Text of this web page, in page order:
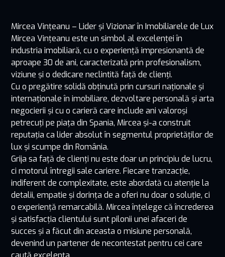
Mircea Vințeanu – Lider și Vizionar în Imobiliarele de Lux
Mircea Vințeanu este un simbol al excelenței în
industria imobiliară, cu o experiență impresionantă de
aproape 30 de ani, caracterizată prin profesionalism,
viziune și o dedicare neclintită față de clienți.
Cu o pregătire solidă obținută prin cursuri naționale și
internaționale în imobiliare, dezvoltare personală și arta
negocierii și cu o carieră care include ani valoroși
petrecuți pe piața din Spania, Mircea și-a construit
reputația ca lider absolut în segmentul proprietăților de
lux și scumpe din România.
Grija sa față de clienți nu este doar un principiu de lucru,
ci motorul întregii sale cariere. Fiecare tranzacție,
indiferent de complexitate, este abordată cu atenție la
detalii, empatie și dorința de a oferi nu doar o soluție, ci
o experiență remarcabilă. Mircea înțelege că încrederea
și satisfacția clientului sunt pilonii unei afaceri de
succes și a făcut din aceasta o misiune personală,
devenind un partener de necontestat pentru cei care